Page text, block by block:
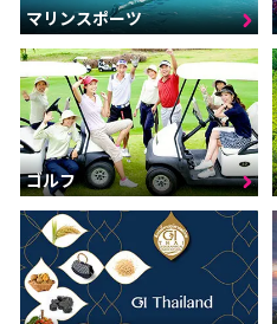
マリンスポーツ
ゴルフ